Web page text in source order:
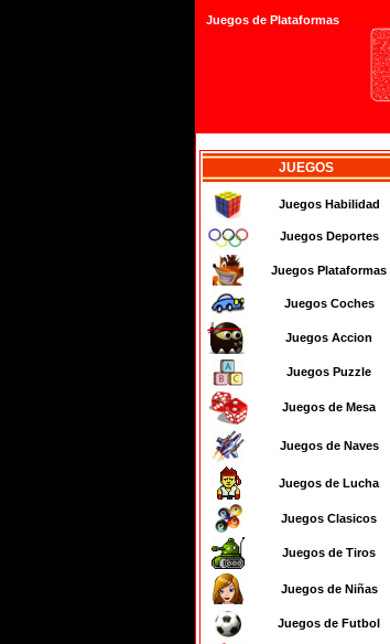
Juegos de Plataformas
JUEGOS
Juegos Habilidad
Juegos Deportes
Juegos Plataformas
Juegos Coches
Juegos Accion
Juegos Puzzle
Juegos de Mesa
Juegos de Naves
Juegos de Lucha
Juegos Clasicos
Juegos de Tiros
Juegos de Niñas
Juegos de Futbol